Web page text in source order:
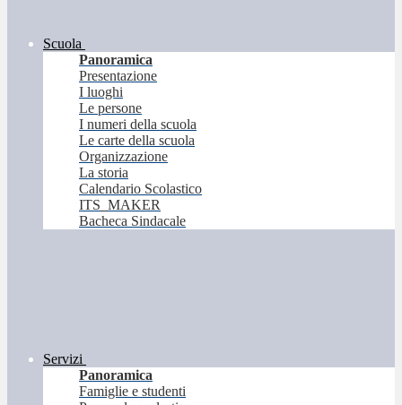
Scuola
Panoramica
Presentazione
I luoghi
Le persone
I numeri della scuola
Le carte della scuola
Organizzazione
La storia
Calendario Scolastico
ITS_MAKER
Bacheca Sindacale
Servizi
Panoramica
Famiglie e studenti